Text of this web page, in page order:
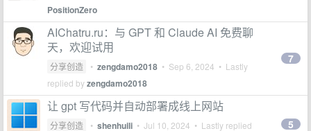
PositionZero
AIChatru.ru：与 GPT 和 Claude AI 免费聊
天，欢迎试用
分享创造 • zengdamo2018 • Sep 6, 2024 • Lastly
replied byzengdamo2018
7
让 gpt 写代码并自动部署成线上网站
分享创造 • shenhuili • Jul 10, 2024 • Lastly replied
5